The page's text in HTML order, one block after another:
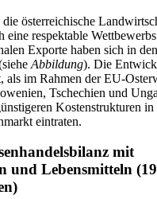
österreichische
eine respektable
Exporte haben sich in
Abbildung). Die
als im Rahmen der EU-
Tschechien und
Kostenstrukturen in
eintraten.
mit
und Lebensmitteln